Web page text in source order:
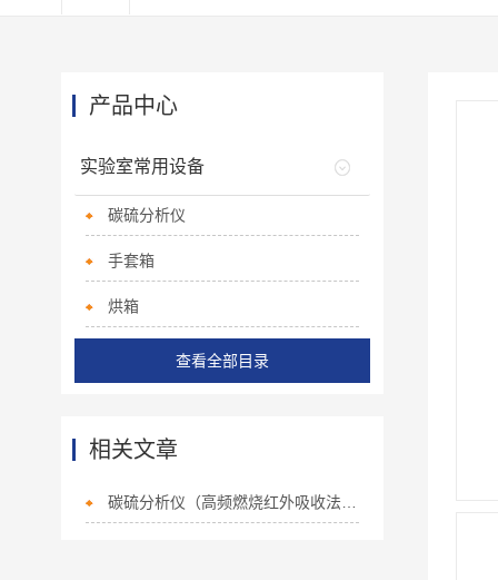
产品中心
实验室常用设备
碳硫分析仪
手套箱
烘箱
查看全部目录
相关文章